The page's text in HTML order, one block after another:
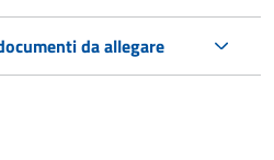
da allegare